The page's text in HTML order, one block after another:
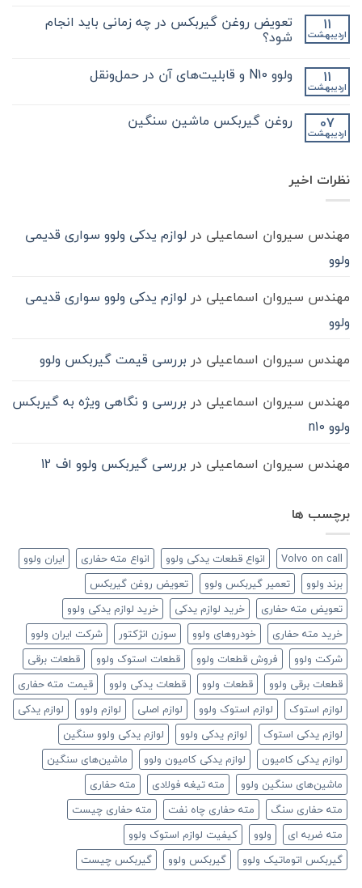
کلیدی
در
مورد
بکس
کامیون
باید
برای
فروش
انواع
و
آشنایی
واسکازین
ثبت
نشده 11
اردیبهشت
تعویض روغن گیربکس در چه زمانی باید انجام
شود؟
برای
تعویض
در
چه
ثبت
نشده 11
اردیبهشت
ولوو N10 و قابلیت‌های آن در حمل‌ونقل
ولوو
N10
حمل‌ونقل
ثبت
نشده 07
اردیبهشت
روغن گیربکس ماشین سنگین
گیربکس
ماشیننظرات اخیر
مهندس سیروان اسماعیلی در لوازم یدکی ولوو سواری قدیمی
ولوو
مهندس سیروان اسماعیلی در لوازم یدکی ولوو سواری قدیمی
ولوو
مهندس سیروان اسماعیلی در بررسی قیمت گیربکس ولوو
مهندس سیروان اسماعیلی در بررسی و نگاهی ویژه به گیربکس
ولوو n10
مهندس سیروان اسماعیلی در بررسی گیربکس ولوو اف 12
برچسب ها
Volvo on call انواع قطعات یدکی ولوو انواع مته حفاری
ایران ولوو
برند ولوو
تعمیر گیربکس ولوو
تعویض روغن گیربکس
تعویض مته حفاری
خرید لوازم یدکی
خرید لوازم یدکی ولوو
خرید مته حفاری
خودروهای ولوو سوزن انژکتور
شرکت ایران ولوو
شرکت ولوو
فروش قطعات ولوو قطعات استوک ولوو
قطعات برقی
قطعات برقی ولوو
قطعات ولوو قطعات یدکی ولوو
قیمت مته حفاری
لوازم استوک
لوازم استوک ولوو لوازم اصلی لوازم ولوو
لوازم یدکی
لوازم یدکی استوک
لوازم یدکی ولوو
لوازم یدکی ولوو سنگین
لوازم یدکی کامیون
لوازم یدکی کامیون ولوو
ماشین‌های سنگین
ماشین‌های سنگین ولوو
مته تیغه فولادی
مته حفاری
مته حفاری سنگ
مته حفاری چاه نفت
مته حفاری چیست
مته ضربه ای
ولوو
کیفیت لوازم استوک ولوو
گیربکس اتوماتیک ولوو
گیربکس ولوو گیربکس چیست